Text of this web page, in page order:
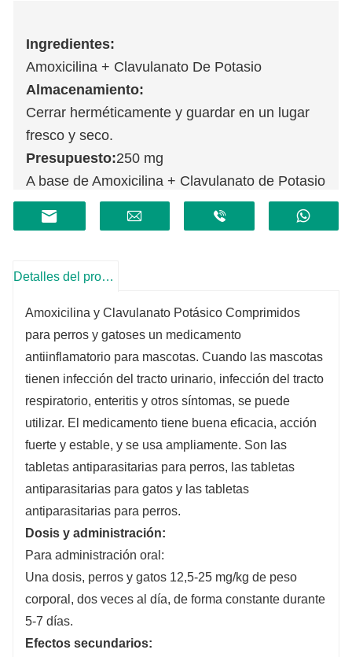
Ingredientes:
Amoxicilina + Clavulanato De Potasio
Almacenamiento:
Cerrar herméticamente y guardar en un lugar
fresco y seco.
Presupuesto:250 mg
A base de Amoxicilina + Clavulanato de Potasio
Duración:
2 años
Detalles del producto
Amoxicilina y Clavulanato Potásico Comprimidos
para perros y gatoses un medicamento
antiinflamatorio para mascotas. Cuando las mascotas
tienen infección del tracto urinario, infección del tracto
respiratorio, enteritis y otros síntomas, se puede
utilizar. El medicamento tiene buena eficacia, acción
fuerte y estable, y se usa ampliamente. Son las
tabletas antiparasitarias para perros, las tabletas
antiparasitarias para gatos y las tabletas
antiparasitarias para perros.
Dosis y administración:
Para administración oral:
Una dosis, perros y gatos 12,5-25 mg/kg de peso
corporal, dos veces al día, de forma constante durante
5-7 días.
Efectos secundarios: